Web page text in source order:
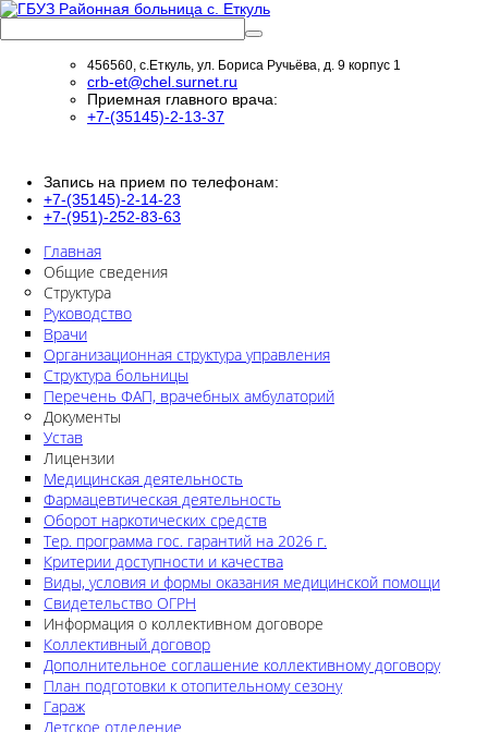
456560, с.Еткуль, ул. Бориса Ручьёва, д. 9 корпус 1
crb-et@chel.surnet.ru
Приемная главного врача:
+7-(35145)-2-13-37
Запись на прием по телефонам:
+7-(35145)-2-14-23
+7-(951)-252-83-63
Главная
Общие сведения
Структура
Руководство
Врачи
Организационная структура управления
Структура больницы
Перечень ФАП, врачебных амбулаторий
Документы
Устав
Лицензии
Медицинская деятельность
Фармацевтическая деятельность
Оборот наркотических средств
Тер. программа гос. гарантий на 2026 г.
Критерии доступности и качества
Виды, условия и формы оказания медицинской помощи
Свидетельство ОГРН
Информация о коллективном договоре
Коллективный договор
Дополнительное соглашение коллективному договору
План подготовки к отопительному сезону
Гараж
Детское отделение